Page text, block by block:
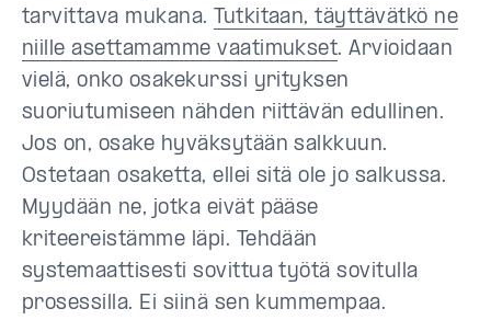
tarvittava mukana.
Tutkitaan, täyttävätkö ne
niille asettamamme vaatimukset. Arvioidaan
vielä, onko osakekurssi yrityksen
suoriutumiseen nähden riittävän edullinen.
Jos on, osake hyväksytään salkkuun.
Ostetaan osaketta, ellei sitä ole jo salkussa.
Myydään ne, jotka eivät pääse
kriteereistämme läpi. Tehdään
systemaattisesti sovittua työtä sovitulla
prosessilla. Ei siinä sen kummempaa.